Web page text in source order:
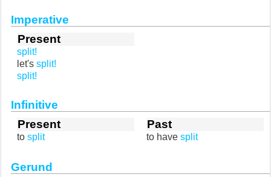
Imperative
Present
split!
let's split!
split!
Infinitive
Present
to split
Past
to have split
Gerund